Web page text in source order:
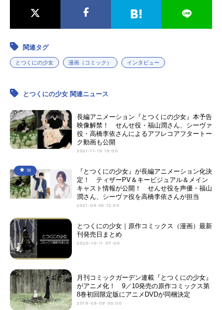
関連タグ
とつくにの少女 漫画（コミック） インタビュー
とつくにの少女 関連ニュース
長編アニメーション『とつくにの少女』本予告
映像解禁！ せんせ役・福山潤さん、シーヴァ
役・高橋李依さんによるアフレコアフタートー
ク動画も公開
2021-11-19 19:00
58
『とつくにの少女』が長編アニメーション化決
定！ ティザーPV＆キービジュアル＆メイン
キャスト情報が公開！ せんせ役を声優・福山
潤さん、シーヴァ役を高橋李依さんが担当
2021-03-05 12:00
とつくにの少女｜原作コミックス（漫画）最新
刊発売日まとめ
2020-10-11 07:00
月刊コミックガーデン連載『とつくにの少女』
がアニメ化！ 9／10発売の原作コミックス第
8巻初回限定版にアニメDVDが同梱決定
2019-03-09 00:00